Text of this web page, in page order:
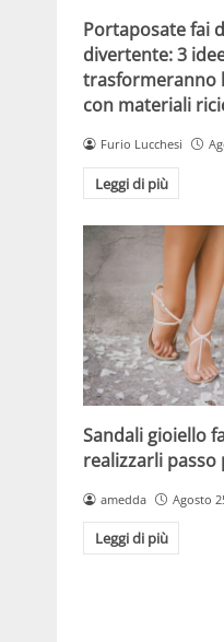
Portaposate fai
divertente: 3
trasformeranno
con materiali
Furio Lucchesi
Leggi di più
Sandali gioiello
realizzarli passo
amedda Agosto
Leggi di più